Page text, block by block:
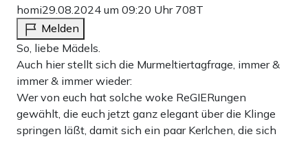
homi29.08.2024 um 09:20 Uhr 708T
Melden
So, liebe Mädels.
Auch hier stellt sich die Murmeltiertagfrage, immer &
immer & immer wieder:
Wer von euch hat solche woke ReGIERungen
gewählt, die euch jetzt ganz elegant über die Klinge
springen läßt, damit sich ein paar Kerlchen, die sich